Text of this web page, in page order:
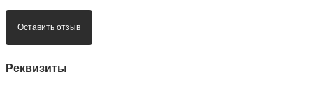
Оставить отзыв
Реквизиты